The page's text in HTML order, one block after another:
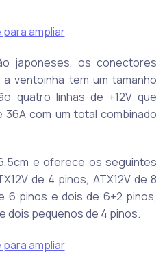
japoneses, os conectores
ventoinha tem um tamanho
quatro linhas de +12V que
36A com um total combinado
e oferece os seguintes
de 4 pinos, ATX12V de 8
6 pinos e dois de 6+2 pinos,
dois pequenos de 4 pinos.